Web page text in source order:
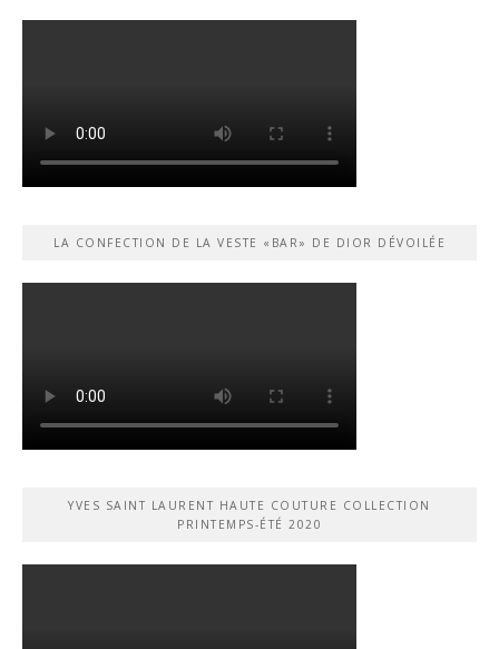
LA CONFECTION DE LA VESTE «BAR» DE DIOR DÉVOILÉE
YVES SAINT LAURENT HAUTE COUTURE COLLECTION
PRINTEMPS-ÉTÉ 2020